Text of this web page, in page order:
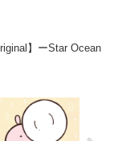
】ーStar Ocean